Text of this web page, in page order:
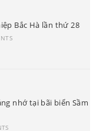
Bắc Hà lần thứ 28
nhớ tại bãi biển Sầm